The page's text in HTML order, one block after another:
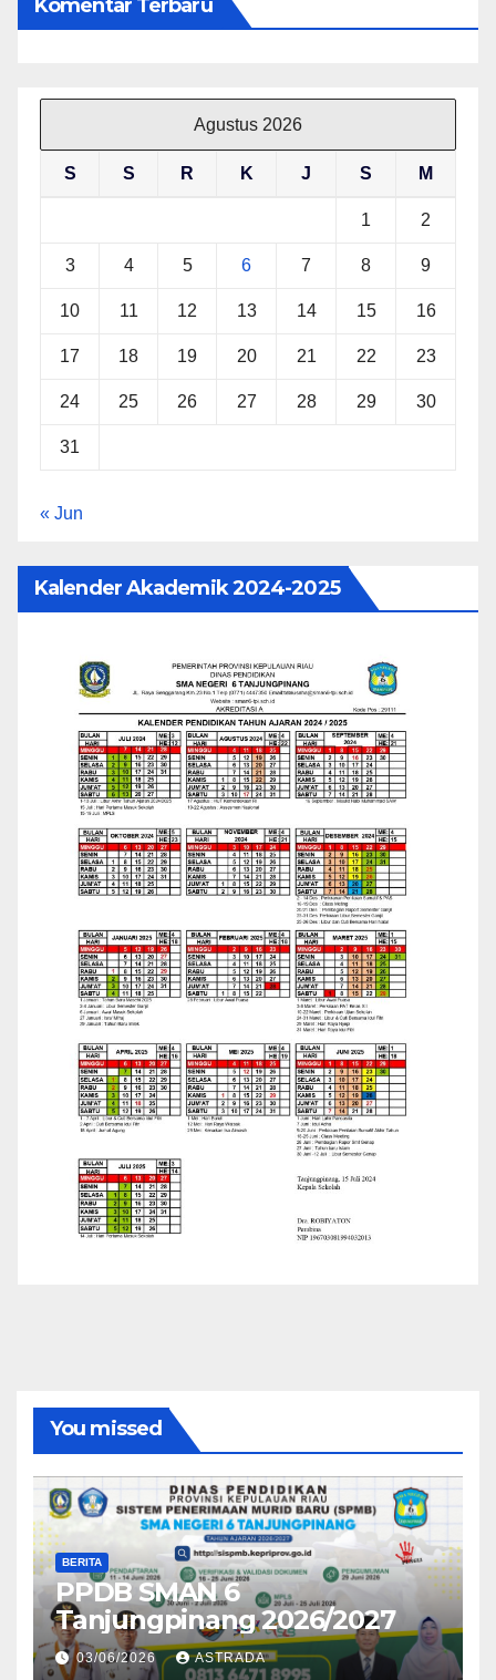
Komentar Terbaru
Agustus 2026
S S R K J S M
1 2
3 4 5 6 7 8 9
10 11 12 13 14 15 16
17 18 19 20 21 22 23
24 25 26 27 28 29 30
31
« Jun
Kalender Akademik 2024-2025
You missed
BERITA
PPDB SMAN 6
Tanjungpinang 2026/2027
03/06/2026 ASTRADA